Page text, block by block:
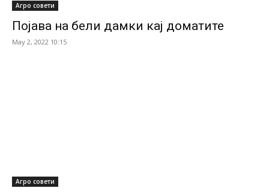
Агро совети
Појава на бели дамки кај доматите
May 2, 2022 10:15
Агро совети